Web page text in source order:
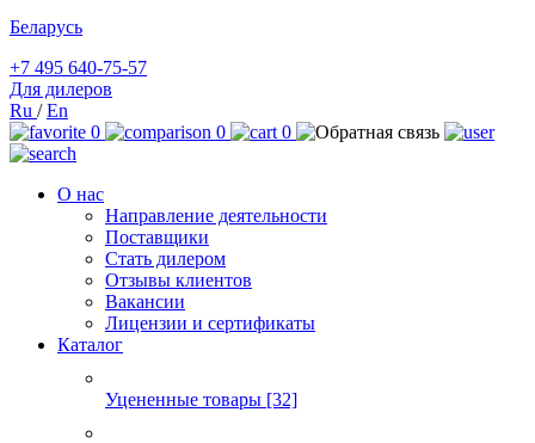
Беларусь
+7 495 640-75-57
Для дилеров
Ru /En
0
0 0
О нас
Направление деятельности
Поставщики
Стать дилером
Отзывы клиентов
Вакансии
Лицензии и сертификаты
Каталог
Уцененные товары [32]